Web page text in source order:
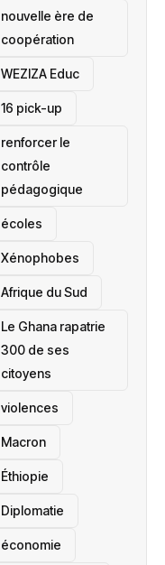
nouvelle ère de
coopération
‎WEZIZA Educ
16 pick-up
renforcer le
contrôle
pédagogique
écoles
‎Xénophobes
Afrique du Sud
Le Ghana rapatrie
300 de ses
citoyens
violences
Macron
Éthiopie
Diplomatie
économie